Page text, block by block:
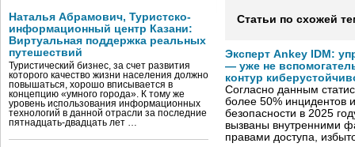
Наталья Абрамович, Туристско-
информационный центр Казани:
Виртуальная поддержка реальных
путешествий
Туристический бизнес, за счет развития
которого качество жизни населения должно
повышаться, хорошо вписывается в
концепцию «умного города». К тому же
уровень использования информационных
технологий в данной отрасли за последние
пятнадцать-двадцать лет …
Статьи по схожей
Эксперт Ankey IDM:
— уже не
контур
Согласно данным
более 50% инцидентов
безопасности в 2025
вызваны внутренними
правами доступа,